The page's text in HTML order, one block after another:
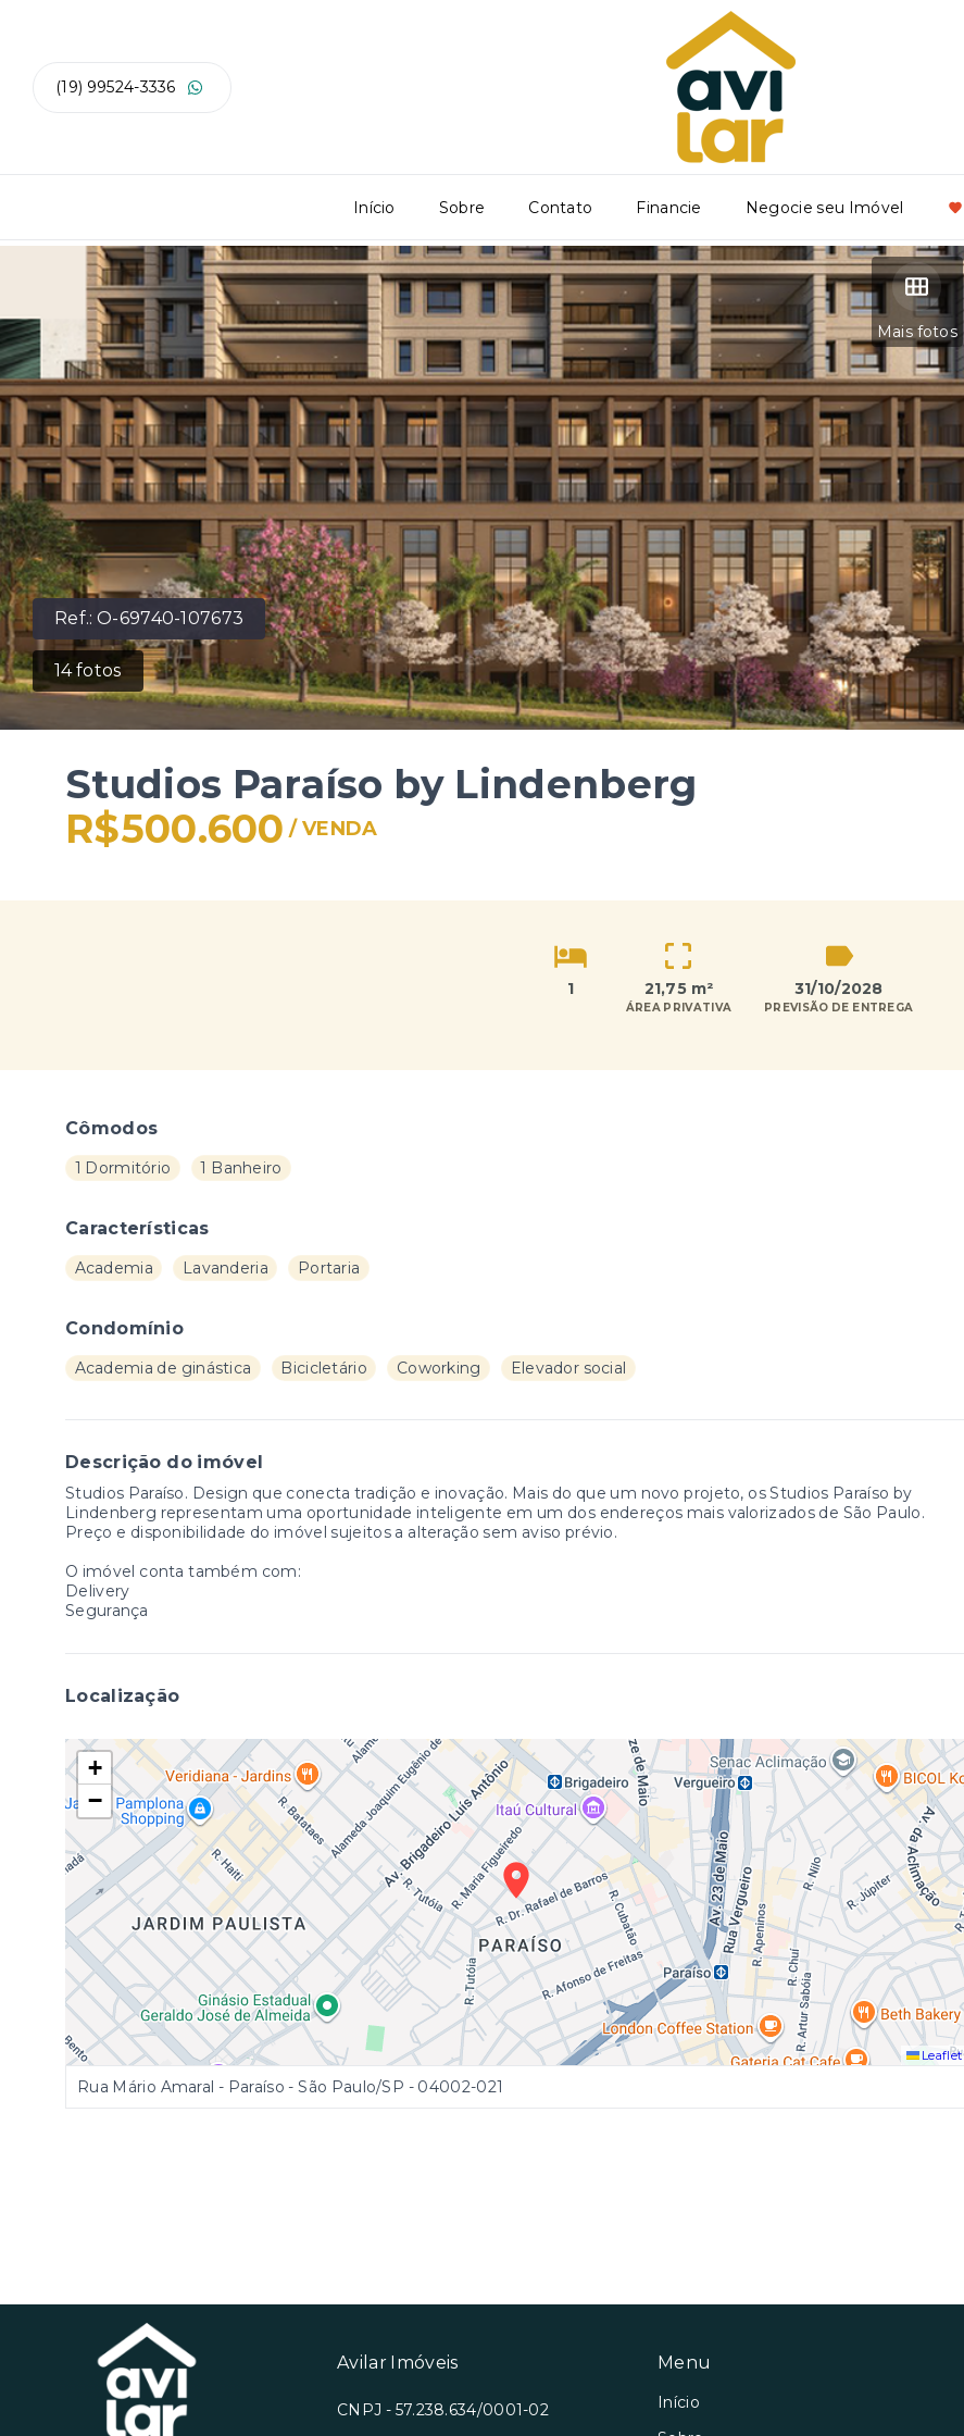
(19) 99524-3336
Início Sobre Contato Financie Negocie seu Imóvel
Ref.:O-69740-107673
14fotos
Mais fotos
Studios Paraíso by Lindenberg
R$500.600 /VENDA
1 21,75 m²
ÁREA PRIVATIVA
31/10/2028
PREVISÃO DE ENTREGA
Cômodos
1 Dormitório 1 Banheiro
Características
Academia Lavanderia Portaria
Condomínio
Academia de ginástica Bicicletário Coworking Elevador social
Descrição do imóvel
Studios Paraíso. Design que conecta tradição e inovação. Mais do que um novo projeto, os Studios Paraíso by
Lindenberg representam uma oportunidade inteligente em um dos endereços mais valorizados de São Paulo.
Preço e disponibilidade do imóvel sujeitos a alteração sem aviso prévio.
O imóvel conta também com:
Delivery
Segurança
Localização
+
−
Leaflet
Rua Mário Amaral - Paraíso - São Paulo/SP - 04002-021
Avilar Imóveis
CNPJ - 57.238.634/0001-02
Menu
Início